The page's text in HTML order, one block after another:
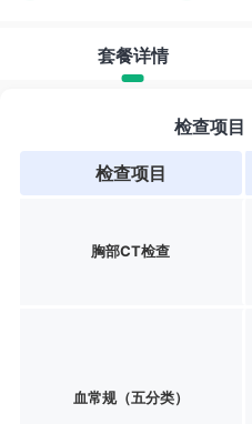
套餐详情
检查项目
检查项目
胸部CT检查
血常规（五分类）